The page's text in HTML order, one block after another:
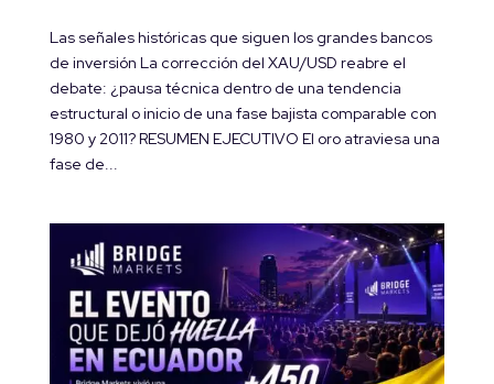
Las señales históricas que siguen los grandes bancos
de inversión La corrección del XAU/USD reabre el
debate: ¿pausa técnica dentro de una tendencia
estructural o inicio de una fase bajista comparable con
1980 y 2011? RESUMEN EJECUTIVO El oro atraviesa una
fase de...